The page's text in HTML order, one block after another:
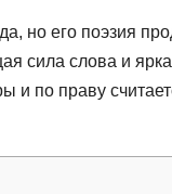
но его поэзия
сила слова и
и по праву